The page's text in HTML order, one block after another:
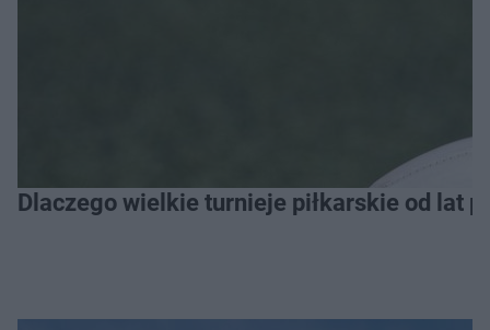
Dlaczego wielkie turnieje piłkarskie od lat